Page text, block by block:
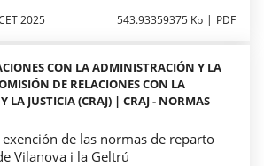
2025 543.93359375 Kb PDF
CON LA ADMINISTRACIÓN Y LA
DE RELACIONES CON LA
LA JUSTICIA (CRAJ) | CRAJ - NORMAS
de las normas de reparto
Vilanova i la Geltrú